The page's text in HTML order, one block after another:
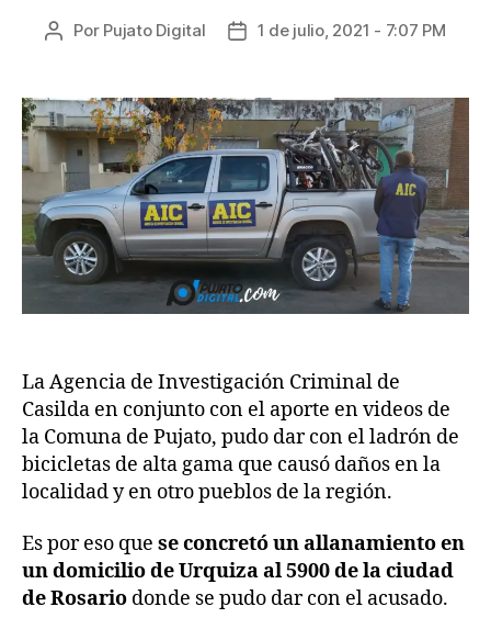
Por Pujato Digital 1 de julio, 2021 - 7:07 PM
La Agencia de Investigación Criminal de
Casilda en conjunto con el aporte en videos de
la Comuna de Pujato, pudo dar con el ladrón de
bicicletas de alta gama que causó daños en la
localidad y en otro pueblos de la región.
Es por eso que se concretó un allanamiento en
un domicilio de Urquiza al 5900 de la ciudad
de Rosario donde se pudo dar con el acusado.